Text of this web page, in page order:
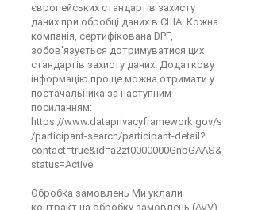
європейських стандартів захисту
даних при обробці даних в США. Кожна
компанія, сертифікована DPF,
зобов'язується дотримуватися цих
стандартів захисту даних. Додаткову
інформацію про це можна отримати у
постачальника за наступним
посиланням:
https://www.dataprivacyframework.gov/s
/participant-search/participant-detail?
contact=true&id=a2zt0000000GnbGAAS&
status=Active
Обробка замовлень Ми уклали
контракт на обробку замовлень (AVV)